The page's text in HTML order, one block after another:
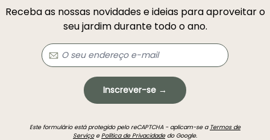
Receba as nossas novidades e ideias para aproveitar o
seu jardim durante todo o ano.
Inscrever-se →
Este formulário está protegido pelo reCAPTCHA - aplicam-se a Termos de
ServiçoePolítica de Privacidadedo Google.